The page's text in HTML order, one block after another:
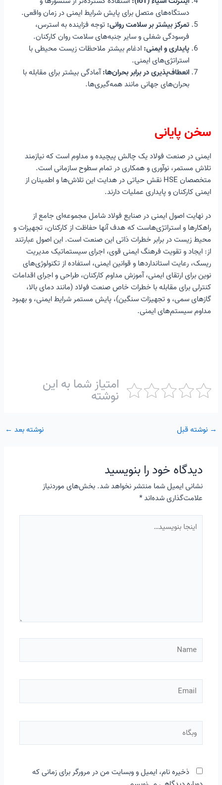
دستگاه‌های متصل برای پایش شرایط ایمنی در زمان واقعی.
تمرکز بیشتر بر سلامت روانی: توجه فزاینده به استرس،
فرسودگی شغلی و سایر جنبه‌های سلامت روان کارکنان.
پایداری و ایمنی: ادغام بیشتر ملاحظات زیست محیطی با
استراتژی‌های ایمنی.
انعطاف‌پذیری در برابر بحران‌ها:آمادگی بیشتر برای مقابله با
بحران‌های جهانی مانند همه‌گیری‌ها.
سخن پایانی
ایمنی در صنعت فولاد یک چالش پیچیده و مداوم است که نیازمند
تلاش مستمر، نوآوری و همکاری در تمام سطوح سازمانی است.
متخصصان HSE نقش حیاتی در هدایت این تلاش‌ها و اطمینان از
ایمنی کارکنان و پایداری عملیات دارند.
در نهایت اصول ایمنی در صنایع فولاد شامل مجموعه‌ای جامع از
راهکارها و استراتژی‌هاست که هدف آنها حفاظت از کارکنان، تجهیزات و
محیط زیست در برابر خطرات ذاتی این صنعت است. این اصول عبارتند
از: ایجاد و تقویت فرهنگ ایمنی قوی، اجرای سیستماتیک مدیریت
ریسک، رعایت استانداردها و قوانین ایمنی، استفاده از تکنولوژی‌های
نوین برای ارتقای ایمنی، آموزش مداوم کارکنان، طراحی و اجرای اقدامات
کنترلی برای مقابله با خطرات خاص صنعت فولاد (مانند دمای بالا،
گازهای سمی، و تجهیزات سنگین)، پایش مستمر شرایط ایمنی، و بهبود
مداوم سیستم‌های ایمنی.
امتیاز شما به این
نوشته
→ نوشته قبل نوشته بعد ←
دیدگاه‌ خود را بنویسید
نشانی ایمیل شما منتشر نخواهد شد. بخش‌های موردنیاز
علامت‌گذاری شده‌اند*
بنویسید…
Email
وبگاه
ذخیره نام، ایمیل و وبسایت من در مرورگر برای زمانی که